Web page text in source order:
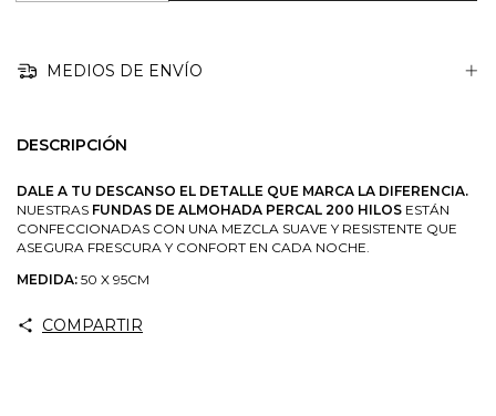
MEDIOS DE ENVÍO
DESCRIPCIÓN
DALE A TU DESCANSO EL DETALLE QUE MARCA LA DIFERENCIA.
NUESTRAS FUNDAS DE ALMOHADA PERCAL 200 HILOS ESTÁN
CONFECCIONADAS CON UNA MEZCLA SUAVE Y RESISTENTE QUE
ASEGURA FRESCURA Y CONFORT EN CADA NOCHE.
MEDIDA: 50 X 95CM
COMPARTIR